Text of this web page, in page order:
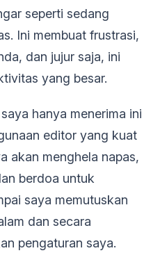
seperti sedang
Ini membuat frustrasi,
dan jujur saja, ini
yang besar.
hanya menerima ini
editor yang kuat
akan menghela napas,
berdoa untuk
saya memutuskan
dan secara
pengaturan saya.